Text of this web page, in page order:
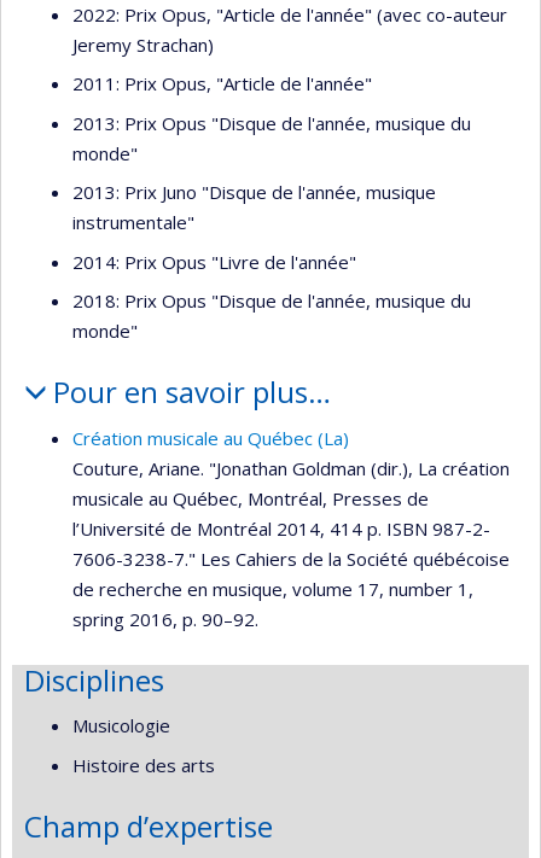
2022: Prix Opus, "Article de l'année" (avec co-auteur
Jeremy Strachan)
2011: Prix Opus, "Article de l'année"
2013: Prix Opus "Disque de l'année, musique du
monde"
2013: Prix Juno "Disque de l'année, musique
instrumentale"
2014: Prix Opus "Livre de l'année"
2018: Prix Opus "Disque de l'année, musique du
monde"
Pour en savoir plus…
Création musicale au Québec (La)
Couture, Ariane. "Jonathan Goldman (dir.), La création
musicale au Québec, Montréal, Presses de
l’Université de Montréal 2014, 414 p. ISBN 987-2-
7606-3238-7." Les Cahiers de la Société québécoise
de recherche en musique, volume 17, number 1,
spring 2016, p. 90–92.
Disciplines
Musicologie
Histoire des arts
Champ d’expertise